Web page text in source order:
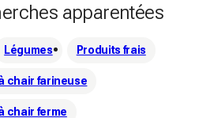
apparentées
Légumes Produits frais
chair farineuse
chair ferme